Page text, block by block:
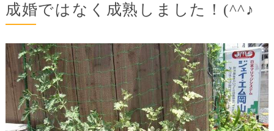
成婚ではなく成熟しました！(^^♪